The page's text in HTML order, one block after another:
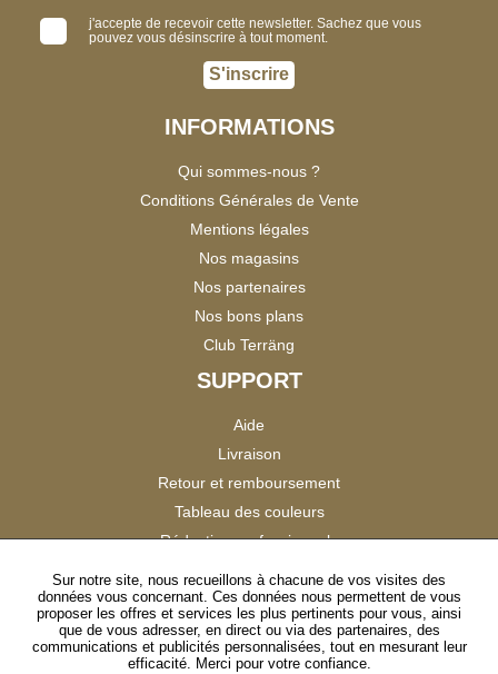
j'accepte de recevoir cette newsletter. Sachez que vous
pouvez vous désinscrire à tout moment.
S'inscrire
INFORMATIONS
Qui sommes-nous ?
Conditions Générales de Vente
Mentions légales
Nos magasins
Nos partenaires
Nos bons plans
Club Terräng
SUPPORT
Aide
Livraison
Retour et remboursement
Tableau des couleurs
Réduction professionnels
Satisfaction Clients
SUIVEZ-NOUS
Sur notre site, nous recueillons à chacune de vos visites des
données vous concernant. Ces données nous permettent de vous
proposer les offres et services les plus pertinents pour vous, ainsi
que de vous adresser, en direct ou via des partenaires, des
communications et publicités personnalisées, tout en mesurant leur
efficacité. Merci pour votre confiance.